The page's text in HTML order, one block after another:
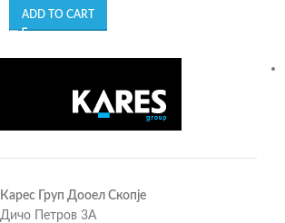
ADD TO CART
Карес Груп Дооел Скопје
Дичо Петров 3А